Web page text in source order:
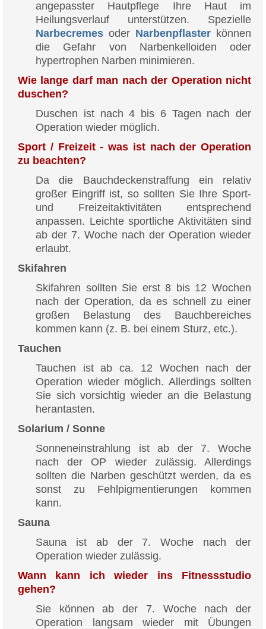
angepasster Hautpflege Ihre Haut im
Heilungsverlauf unterstützen. Spezielle
Narbecremes oder Narbenpflaster können
die Gefahr von Narbenkelloiden oder
hypertrophen Narben minimieren.
Wie lange darf man nach der Operation nicht
duschen?
Duschen ist nach 4 bis 6 Tagen nach der
Operation wieder möglich.
Sport / Freizeit - was ist nach der Operation
zu beachten?
Da die Bauchdeckenstraffung ein relativ
großer Eingriff ist, so sollten Sie Ihre Sport-
und Freizeitaktivitäten entsprechend
anpassen. Leichte sportliche Aktivitäten sind
ab der 7. Woche nach der Operation wieder
erlaubt.
Skifahren
Skifahren sollten Sie erst 8 bis 12 Wochen
nach der Operation, da es schnell zu einer
großen Belastung des Bauchbereiches
kommen kann (z. B. bei einem Sturz, etc.).
Tauchen
Tauchen ist ab ca. 12 Wochen nach der
Operation wieder möglich. Allerdings sollten
Sie sich vorsichtig wieder an die Belastung
herantasten.
Solarium / Sonne
Sonneneinstrahlung ist ab der 7. Woche
nach der OP wieder zulässig. Allerdings
sollten die Narben geschützt werden, da es
sonst zu Fehlpigmentierungen kommen
kann.
Sauna
Sauna ist ab der 7. Woche nach der
Operation wieder zulässig.
Wann kann ich wieder ins Fitnessstudio
gehen?
Sie können ab der 7. Woche nach der
Operation langsam wieder mit Übungen